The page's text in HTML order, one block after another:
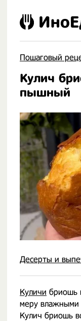
Пошаговый
Кулич
пышный
Десерты и
Куличи бриошь
меру влажными
Кулич бриошь